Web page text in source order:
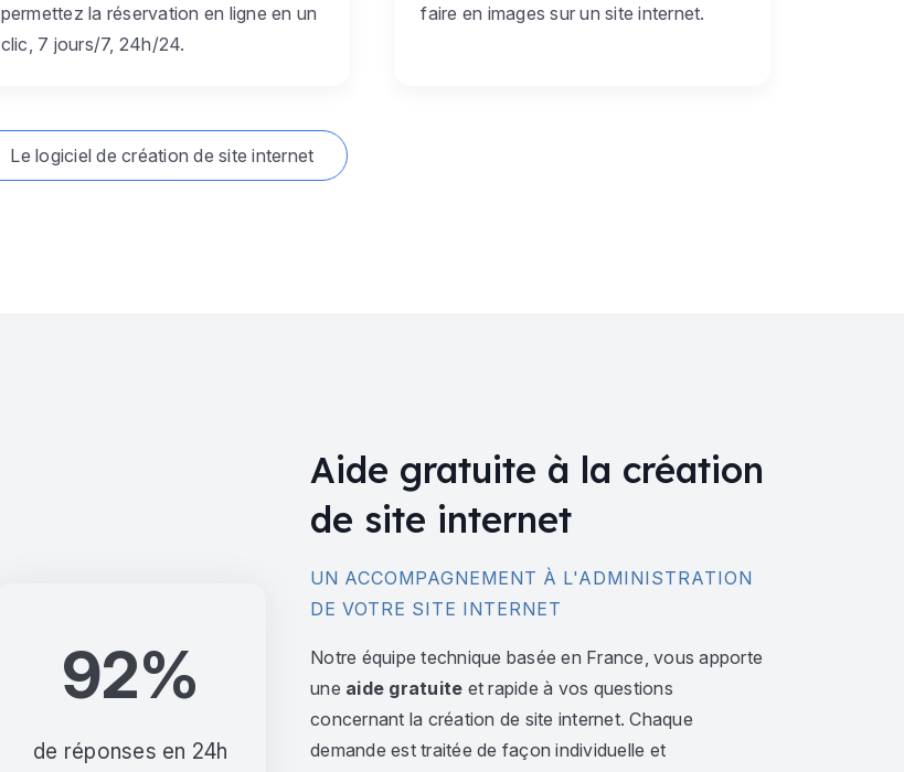
permettez la réservation en ligne en un
clic, 7 jours/7, 24h/24.
faire en images sur un site internet.
Le logiciel de création de site internet
92%
de réponses en 24h
Aide gratuite à la création
de site internet
UN ACCOMPAGNEMENT À L'ADMINISTRATION
DE VOTRE SITE INTERNET
Notre équipe technique basée en France, vous apporte
une aide gratuite et rapide à vos questions
concernant la création de site internet. Chaque
demande est traitée de façon individuelle et